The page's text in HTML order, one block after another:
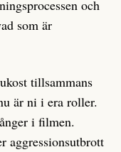
och
som är
tillsammans
är ni i era roller.
i filmen.
aggressionsutbrott